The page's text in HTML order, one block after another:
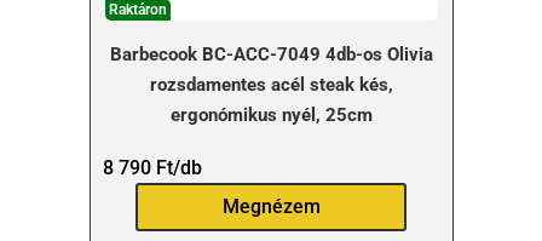
Raktáron
Barbecook BC-ACC-7049 4db-os Olivia
rozsdamentes acél steak kés,
ergonómikus nyél, 25cm
8 790 Ft/db
Megnézem